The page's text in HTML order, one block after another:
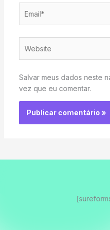
Salvar meus dados neste
vez que eu comentar.